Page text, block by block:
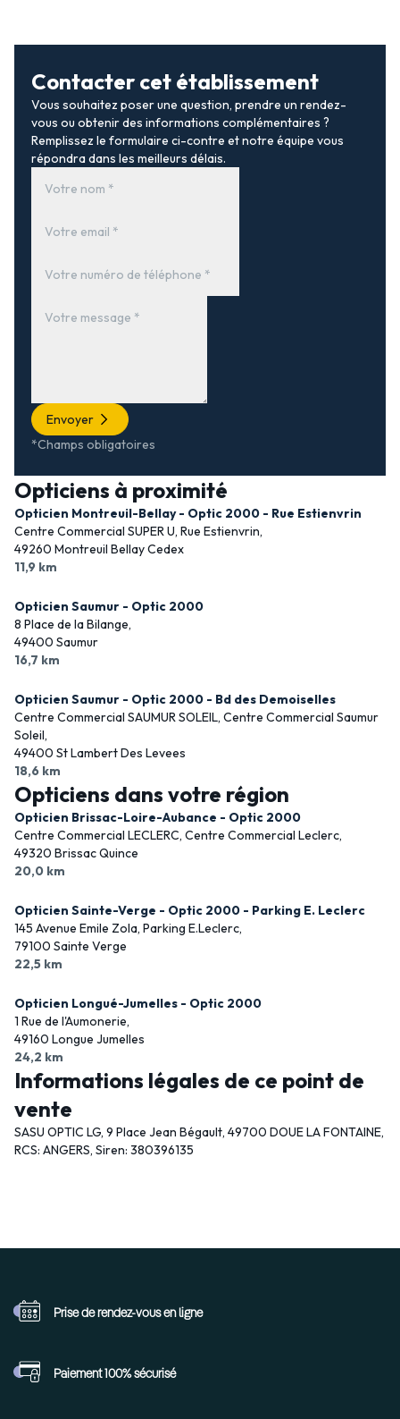
Contacter cet établissement
Vous souhaitez poser une question, prendre un rendez-
vous ou obtenir des informations complémentaires ?
Remplissez le formulaire ci-contre et notre équipe vous
répondra dans les meilleurs délais.
Envoyer
*Champs obligatoires
Opticiens à proximité
Opticien Montreuil-Bellay - Optic 2000 - Rue Estienvrin
Centre Commercial SUPER U, Rue Estienvrin,
49260 Montreuil Bellay Cedex
11,9 km
Opticien Saumur - Optic 2000
8 Place de la Bilange,
49400 Saumur
16,7 km
Opticien Saumur - Optic 2000 - Bd des Demoiselles
Centre Commercial SAUMUR SOLEIL, Centre Commercial Saumur
Soleil,
49400 St Lambert Des Levees
18,6 km
Opticiens dans votre région
Opticien Brissac-Loire-Aubance - Optic 2000
Centre Commercial LECLERC, Centre Commercial Leclerc,
49320 Brissac Quince
20,0 km
Opticien Sainte-Verge - Optic 2000 - Parking E. Leclerc
145 Avenue Emile Zola, Parking E.Leclerc,
79100 Sainte Verge
22,5 km
Opticien Longué-Jumelles - Optic 2000
1 Rue de l'Aumonerie,
49160 Longue Jumelles
24,2 km
Informations légales de ce point de
vente
SASU OPTIC LG, 9 Place Jean Bégault, 49700 DOUE LA FONTAINE,
RCS: ANGERS, Siren: 380396135
Prise de rendez-vous en ligne
Paiement 100%sécurisé